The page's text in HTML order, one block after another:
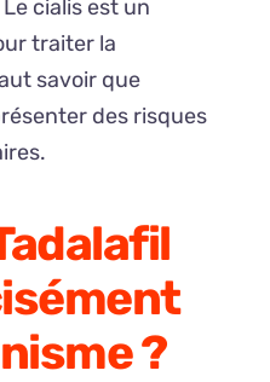
cialis est un
traiter la
savoir que
des risques
?